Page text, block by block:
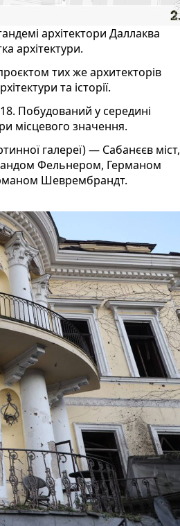
архітектори Даллаква
архітектури.
тих же архитекторів
та історії.
Побудований у середині
місцевого значення.
галереї) — Сабанєєв міст,
Фельнером, Германом
Шеврембрандт.